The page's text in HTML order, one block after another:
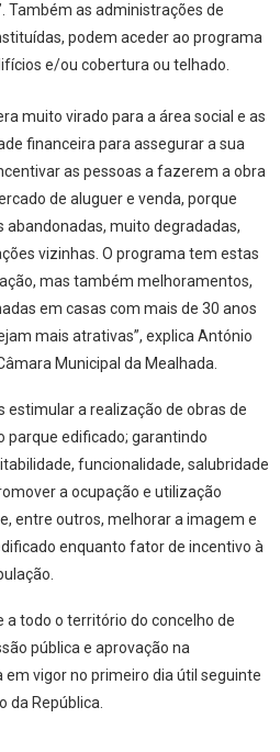
Também as administrações de
podem aceder ao programa
e/ou cobertura ou telhado.
muito virado para a área social e as
financeira para assegurar a sua
as pessoas a fazerem a obra
de aluguer e venda, porque
muito degradadas,
vizinhas. O programa tem estas
mas também melhoramentos,
em casas com mais de 30 anos
mais atrativas”, explica António
Municipal da Mealhada.
estimular a realização de obras de
parque edificado; garantindo
funcionalidade, salubridade
a ocupação e utilização
entre outros, melhorar a imagem e
enquanto fator de incentivo à
a todo o território do concelho de
pública e aprovação na
vigor no primeiro dia útil seguinte
da República.